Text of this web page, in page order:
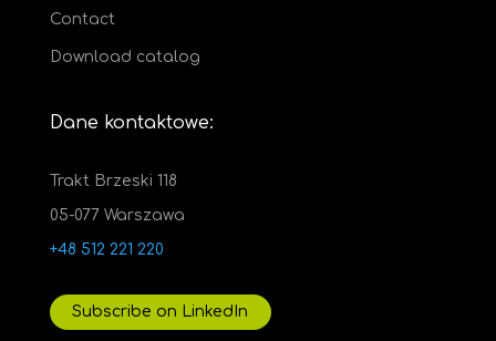
Contact
Download catalog
Dane kontaktowe:
Trakt Brzeski 118
05-077 Warszawa
+48 512 221 220
Subscribe on LinkedIn